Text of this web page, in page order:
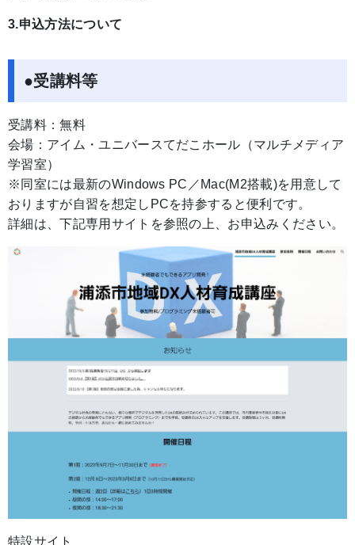
3.申込方法について
●受講料等
受講料：無料
会場：アイム・ユニバースてだこホール（マルチメディア
学習室）
※同室には最新のWindows PC／Mac(M2搭載)を用意して
おりますが自習を想定しPCを持参すると便利です。
詳細は、下記専用サイトを参照の上、お申込みください。
特設サイト